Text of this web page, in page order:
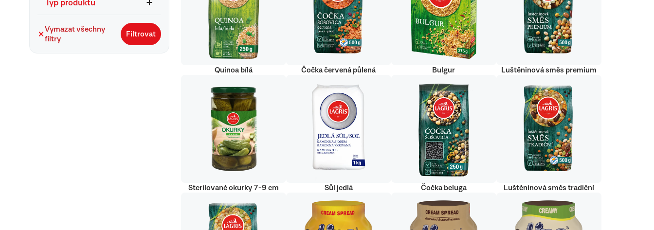
Typ produktu
Vymazat všechny
filtry
Filtrovat
Quinoa bílá Čočka červená půlená Bulgur Luštěninová směs premium
Sterilované okurky 7-9 cm Sůl jedlá Čočka beluga Luštěninová směs tradiční